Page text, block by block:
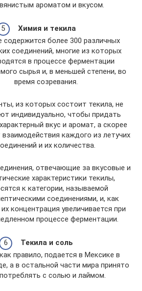
ароматом и вкусом.
Химия и текила
содержится более 300 различных
соединений, многие из которых
в процессе ферментации
сырья и, в меньшей степени, во
время созревания.
из которых состоит текила, не
индивидуально, чтобы придать
вкус и аромат, а скорее
взаимодействия каждого из летучих
и их количества.
отвечающие за вкусовые и
характеристики текилы,
к категории, называемой
соединениями, и, как
концентрация увеличивается при
процессе ферментации.
Текила и соль
правило, подается в Мексике в
а в остальной части мира принято
с солью и лаймом.